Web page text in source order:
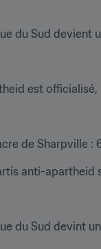
du Sud devient
est
de Sharpville
anti-apartheid
du Sud devint